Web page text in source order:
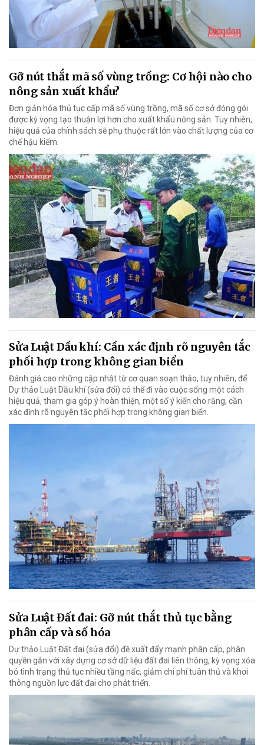
Gỡ nút thắt mã số vùng trồng: Cơ hội nào cho
nông sản xuất khẩu?
Đơn giản hóa thủ tục cấp mã số vùng trồng, mã số cơ sở đóng gói
được kỳ vọng tạo thuận lợi hơn cho xuất khẩu nông sản. Tuy nhiên,
hiệu quả của chính sách sẽ phụ thuộc rất lớn vào chất lượng của cơ
chế hậu kiểm.
Sửa Luật Dầu khí: Cần xác định rõ nguyên tắc
phối hợp trong không gian biển
Đánh giá cao những cập nhật từ cơ quan soạn thảo, tuy nhiên, để
Dự thảo Luật Dầu khí (sửa đổi) có thể đi vào cuộc sống một cách
hiệu quả, tham gia góp ý hoàn thiện, một số ý kiến cho rằng, cần
xác định rõ nguyên tắc phối hợp trong không gian biển.
Sửa Luật Đất đai: Gỡ nút thắt thủ tục bằng
phân cấp và số hóa
Dự thảo Luật Đất đai (sửa đổi) đề xuất đẩy mạnh phân cấp, phân
quyền gắn với xây dựng cơ sở dữ liệu đất đai liên thông, kỳ vọng xóa
bỏ tình trạng thủ tục nhiều tầng nấc, giảm chi phí tuân thủ và khơi
thông nguồn lực đất đai cho phát triển.